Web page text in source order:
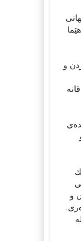
و
و